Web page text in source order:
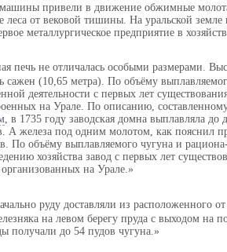
привели в движение обжимные
леса от вековой тишины. На уральской
металлургическое предприятие в
печь не отличалась особыми размерами.
сажен (10,65 метра). По объёму
деятельности с первых лет
на Урале. По описанию,
, в 1735 году заводская домна выплавляла
А железа под одним молотом, как пояснил
По объёму выплавляемого чугуна и
хозяйства завод с первых лет
на Урале.
руду доставляли из расположенного
на левом берегу пруда с выходом на
получали до 54 пудов чугуна.